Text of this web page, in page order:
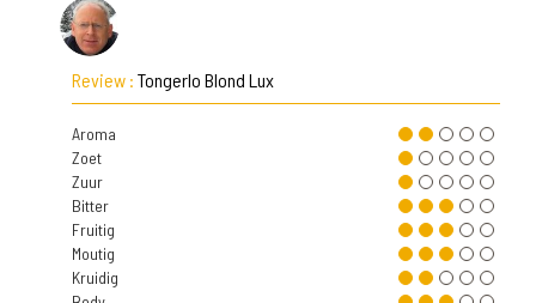
Review : Tongerlo Blond Lux
Aroma
Zoet
Zuur
Bitter
Fruitig
Moutig
Kruidig